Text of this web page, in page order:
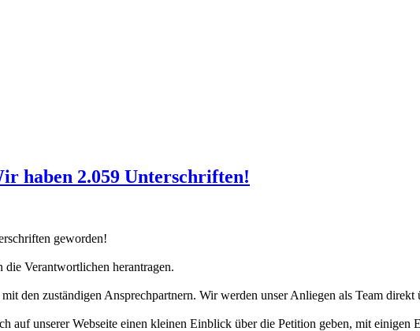
haben 2.059 Unterschriften!
geworden!
Verantwortlichen herantragen.
den zuständigen Ansprechpartnern. Wir werden unser Anliegen als Team direkt
unserer Webseite einen kleinen Einblick über die Petition geben, mit einigen